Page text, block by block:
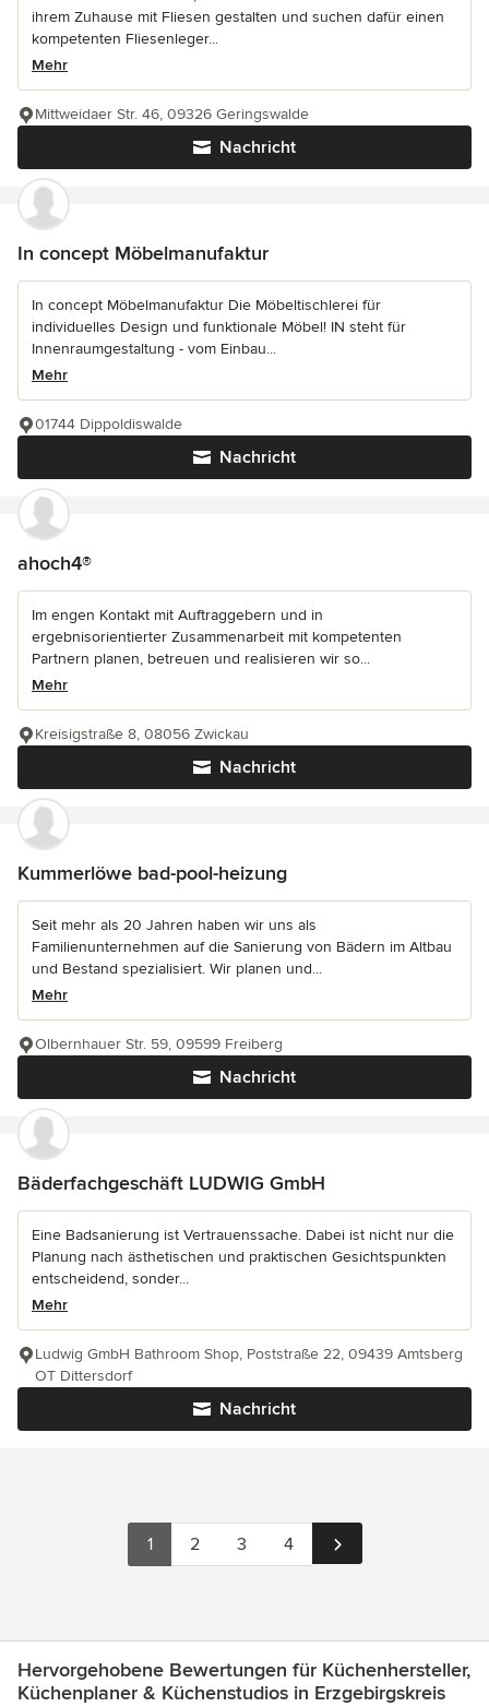
ihrem Zuhause mit Fliesen gestalten und suchen dafür einen
kompetenten Fliesenleger...
Mehr
Nachricht
Mittweidaer Str. 46, 09326 Geringswalde
In concept Möbelmanufaktur
In concept Möbelmanufaktur Die Möbeltischlerei für
individuelles Design und funktionale Möbel! IN steht für
Innenraumgestaltung - vom Einbau...
Mehr
Nachricht
01744 Dippoldiswalde
ahoch4®
Im engen Kontakt mit Auftraggebern und in
ergebnisorientierter Zusammenarbeit mit kompetenten
Partnern planen, betreuen und realisieren wir so...
Mehr
Nachricht
Kreisigstraße 8, 08056 Zwickau
Kummerlöwe bad-pool-heizung
Seit mehr als 20 Jahren haben wir uns als
Familienunternehmen auf die Sanierung von Bädern im Altbau
und Bestand spezialisiert. Wir planen und...
Mehr
Nachricht
Olbernhauer Str. 59, 09599 Freiberg
Bäderfachgeschäft LUDWIG GmbH
Eine Badsanierung ist Vertrauenssache. Dabei ist nicht nur die
Planung nach ästhetischen und praktischen Gesichtspunkten
entscheidend, sonder...
Mehr
Nachricht
Ludwig GmbH Bathroom Shop, Poststraße 22, 09439 Amtsberg
OT Dittersdorf
1 2 3 4
Hervorgehobene Bewertungen für Küchenhersteller,
Küchenplaner & Küchenstudios in Erzgebirgskreis